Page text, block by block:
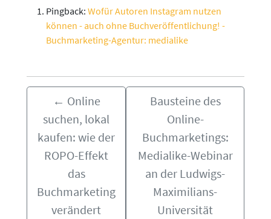
Pingback: Wofür Autoren Instagram nutzen
können - auch ohne Buchveröffentlichung! -
Buchmarketing-Agentur: medialike
← Online
suchen, lokal
kaufen: wie der
ROPO-Effekt
das
Buchmarketing
verändert
Bausteine des
Online-
Buchmarketings:
Medialike-Webinar
an der Ludwigs-
Maximilians-
Universität